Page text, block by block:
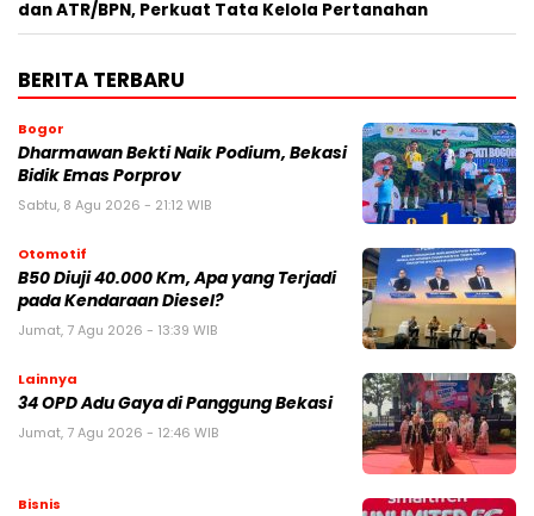
dan ATR/BPN, Perkuat Tata Kelola Pertanahan
BERITA TERBARU
Bogor
Dharmawan Bekti Naik Podium, Bekasi
Bidik Emas Porprov
Sabtu, 8 Agu 2026 - 21:12 WIB
Otomotif
B50 Diuji 40.000 Km, Apa yang Terjadi
pada Kendaraan Diesel?
Jumat, 7 Agu 2026 - 13:39 WIB
Lainnya
34 OPD Adu Gaya di Panggung Bekasi
Jumat, 7 Agu 2026 - 12:46 WIB
Bisnis